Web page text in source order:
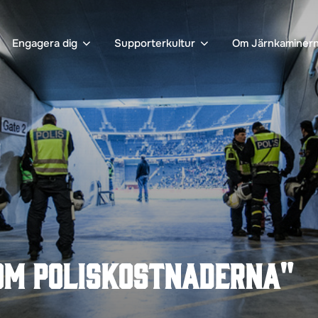
Engagera dig Supporterkultur Om
poliskostnaderna"